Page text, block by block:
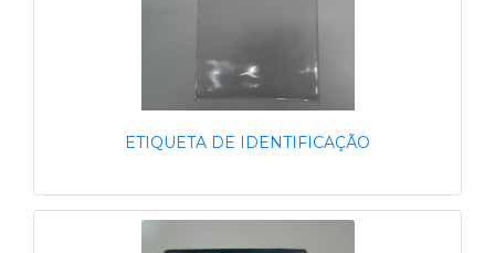
ETIQUETA DE IDENTIFICAÇÃO